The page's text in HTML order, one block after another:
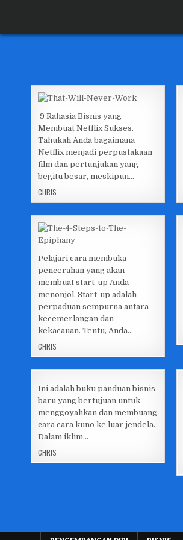
Posted
in
9 Rahasia Bisnis yang
Membuat Netflix Sukses.
Tahukah Anda bagaimana
Netflix menjadi perpustakaan
film dan pertunjukan yang
begitu besar, meskipun…
CHRIS
Posted
in
Pelajari cara membuka
pencerahan yang akan
membuat start-up Anda
menonjol. Start-up adalah
perpaduan sempurna antara
kecemerlangan dan
kekacauan. Tentu, Anda…
CHRIS
Posted
in
Ini adalah buku panduan bisnis
baru yang bertujuan untuk
menggoyahkan dan membuang
cara cara kuno ke luar jendela.
Dalam iklim…
CHRIS